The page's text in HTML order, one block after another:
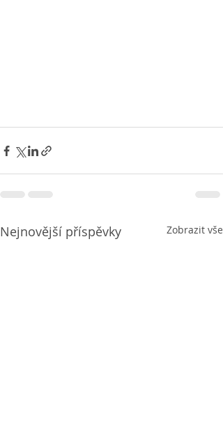
Nejnovější příspěvky Zobrazit vše